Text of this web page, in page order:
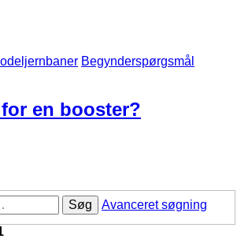
Begynderspørgsmål
en booster?
Søg
Avanceret søgning